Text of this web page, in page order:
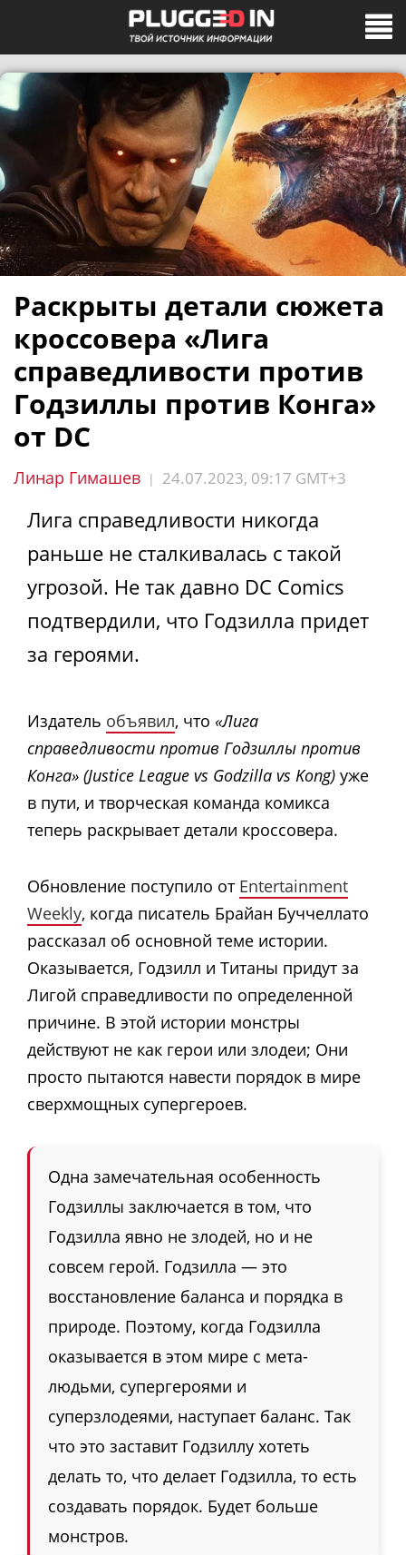
Раскрыты детали сюжета
кроссовера «Лига
справедливости против
Годзиллы против Конга»
от DC
Линар Гимашев | 24.07.2023, 09:17 GMT+3
Лига справедливости никогда
раньше не сталкивалась с такой
угрозой. Не так давно DC Comics
подтвердили, что Годзилла придет
за героями.
Издатель объявил, что «Лига
справедливости против Годзиллы против
Конга» (Justice League vs Godzilla vs Kong) уже
в пути, и творческая команда комикса
теперь раскрывает детали кроссовера.
Обновление поступило от Entertainment
Weekly, когда писатель Брайан Буччеллато
рассказал об основной теме истории.
Оказывается, Годзилл и Титаны придут за
Лигой справедливости по определенной
причине. В этой истории монстры
действуют не как герои или злодеи; Они
просто пытаются навести порядок в мире
сверхмощных супергероев.
Одна замечательная особенность
Годзиллы заключается в том, что
Годзилла явно не злодей, но и не
совсем герой. Годзилла — это
восстановление баланса и порядка в
природе. Поэтому, когда Годзилла
оказывается в этом мире с мета-
людьми, супергероями и
суперзлодеями, наступает баланс. Так
что это заставит Годзиллу хотеть
делать то, что делает Годзилла, то есть
создавать порядок. Будет больше
монстров.